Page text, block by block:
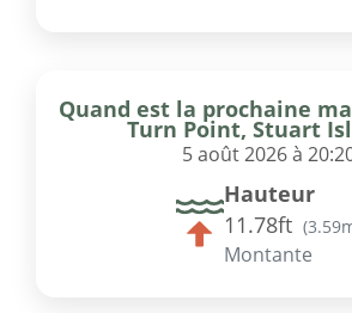
Quand est la prochaine
Turn Point, Stuart
5 août 2026 à
Hauteur
11.78ft (
Montante